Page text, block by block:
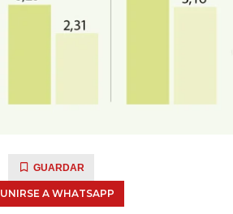
GUARDAR
UNIRSE A WHATSAPP